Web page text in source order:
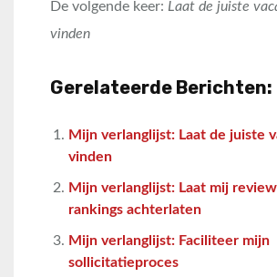
De volgende keer: Laat de juiste
vinden
Gerelateerde Berichten:
Mijn verlanglijst: Laat de juiste
vinden
Mijn verlanglijst: Laat mij
rankings achterlaten
Mijn verlanglijst: Faciliteer mijn
sollicitatieproces